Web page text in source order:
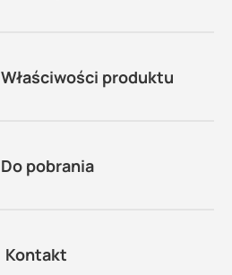
Właściwości produktu
Do pobrania
Kontakt